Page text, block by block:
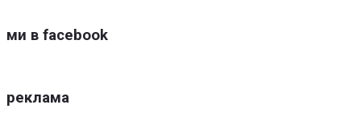
ми в facebook
реклама